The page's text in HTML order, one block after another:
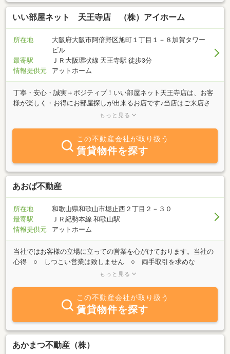
のでお気軽にご相談下さいませ。まずはお電話くださいませー
いい部屋ネット 天王寺店 （株）アイホーム
所在地
大阪府大阪市阿倍野区旭町１丁目１－８加賀タワー
ビル
最寄駅
ＪＲ大阪環状線 天王寺駅 徒歩3分
情報提供元
アットホーム
丁寧・安心・誠実＋ポジティブ！いい部屋ネット天王寺店は、お客
様が楽しく・お得にお部屋探しが出来るお店です♪当店はご来店さ
れていないお客様に対しても、メール・電話・ＬＩＮＥ・ＺＯＯＭ
のページをご覧になられているお客様は、もう当店のとても大切な
お客様です。どんな事でも経験豊かなスタッフが、丁寧に安心出来
るようお答えしますのでお気軽にご相談ください！エリアごとの治
安面・利便性も丁寧に説明します、お客様にぴったりのお部屋を安
心して見つけて下さい！
もっと見る
この不動産会社が取り扱う
賃貸物件を探す
あおば不動産
所在地
和歌山県和歌山市堀止西２丁目２－３０
最寄駅
ＪＲ紀勢本線 和歌山駅
情報提供元
アットホーム
当社ではお客様の立場に立っての営業を心がけております。当社の
心得 ○ しつこい営業は致しません ○ 両手取引を求めな
い。 （売主様、買主様片方の利益を考えます） ○ お客様
もっと見る
この不動産会社が取り扱う
賃貸物件を探す
あかまつ不動産（株）